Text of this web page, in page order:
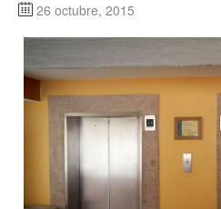
26 octubre, 2015